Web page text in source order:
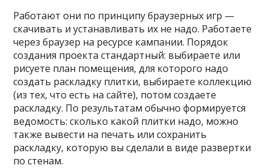
Работают они по принципу браузерных игр —
скачивать и устанавливать их не надо. Работаете
через браузер на ресурсе кампании. Порядок
создания проекта стандартный: выбираете или
рисуете план помещения, для которого надо
создать раскладку плитки, выбираете коллекцию
(из тех, что есть на сайте), потом создаете
раскладку. По результатам обычно формируется
ведомость: сколько какой плитки надо, можно
также вывести на печать или сохранить
раскладку, которую вы сделали в виде развертки
по стенам.